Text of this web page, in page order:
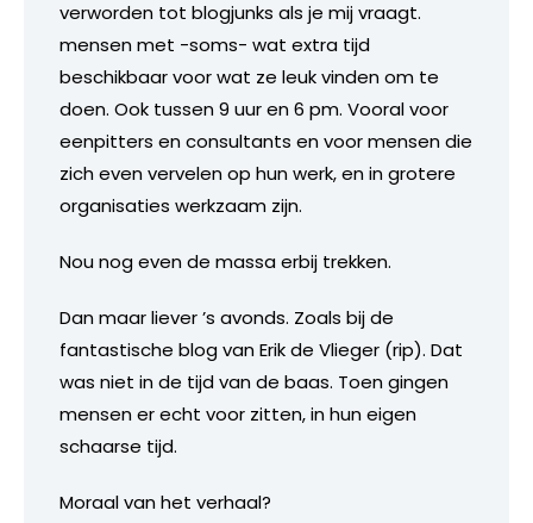
verworden tot blogjunks als je mij vraagt.
mensen met -soms- wat extra tijd
beschikbaar voor wat ze leuk vinden om te
doen. Ook tussen 9 uur en 6 pm. Vooral voor
eenpitters en consultants en voor mensen die
zich even vervelen op hun werk, en in grotere
organisaties werkzaam zijn.
Nou nog even de massa erbij trekken.
Dan maar liever ’s avonds. Zoals bij de
fantastische blog van Erik de Vlieger (rip). Dat
was niet in de tijd van de baas. Toen gingen
mensen er echt voor zitten, in hun eigen
schaarse tijd.
Moraal van het verhaal?